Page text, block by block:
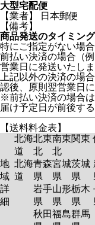
大型宅配便
【業者】 日本郵便
【備考】
商品発送のタイミング
特にご指定がない場合
前払い決済の場合（
営業日に発送いたしま
上記以外の決済の
認後、原則翌営業日
※前払い決済の場合
届け予定日が前後す
【送料料金表】
北海
道
北東
北
南東
北
関東
地
域
詳
細
北海
道
青森
県
岩手
県
秋田
宮城
県
山形
県
福島
茨城
県
栃木
県
群馬